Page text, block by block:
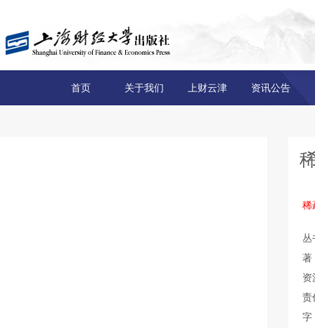
首页 关于我们 上财云津 资讯公告
稀
丛
著
资
责